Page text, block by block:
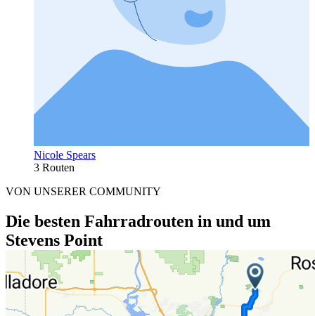
Nicole Spears
3 Routen
VON UNSERER COMMUNITY
Die besten Fahrradrouten in und um
Stevens Point